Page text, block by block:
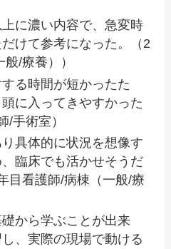
に濃い内容で、急変時
けて参考になった。（2
/療養））
る時間が短かったた
に入ってきやすかった
/手術室）
具体的に状況を想像す
臨床でも活かせそうだ
目看護師/病棟（一般/療
から学ぶことが出来
、実際の現場で動ける